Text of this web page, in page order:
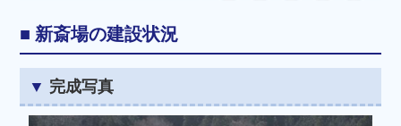
新斎場の建設状況
完成写真